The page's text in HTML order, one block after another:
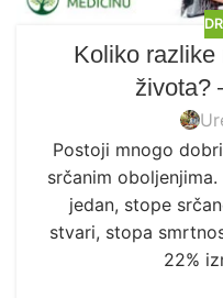
Koliko razlike
života?
Postoji mnogo
srčanim
jedan, stope
stvari, stopa
22%